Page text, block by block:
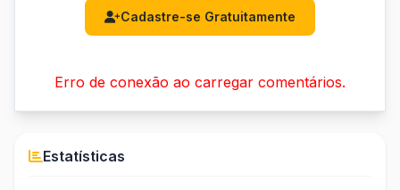
Cadastre-se Gratuitamente
Erro de conexão ao carregar comentários.
Estatísticas